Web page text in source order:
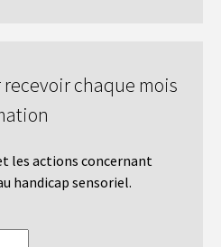
chaque mois
les actions concernant
handicap sensoriel.